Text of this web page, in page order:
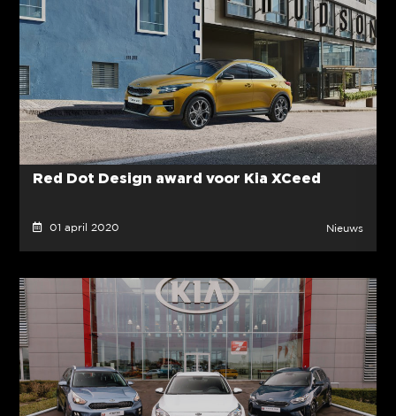
Red Dot Design award voor Kia XCeed
01 april 2020 Nieuws